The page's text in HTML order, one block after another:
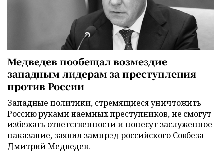
Медведев пообещал возмездие
западным лидерам за преступления
против России
Западные политики, стремящиеся уничтожить
Россию руками наемных преступников, не смогут
избежать ответственности и понесут заслуженное
наказание, заявил зампред российского Совбеза
Дмитрий Медведев.